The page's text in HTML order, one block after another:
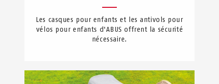
Les casques pour enfants et les antivols pour
vélos pour enfants d'ABUS offrent la sécurité
nécessaire.